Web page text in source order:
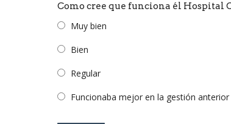
Como cree que funciona él Hospital
Muy bien
Bien
Regular
Funcionaba mejor en la gestión anterior